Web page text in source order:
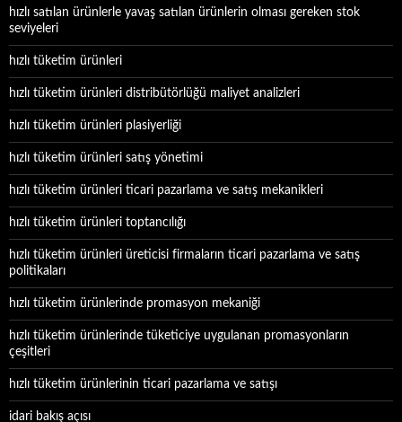
hızlı satılan ürünlerle yavaş satılan ürünlerin olması gereken stok
seviyeleri
hızlı tüketim ürünleri
hızlı tüketim ürünleri distribütörlüğü maliyet analizleri
hızlı tüketim ürünleri plasiyerliği
hızlı tüketim ürünleri satış yönetimi
hızlı tüketim ürünleri ticari pazarlama ve satış mekanikleri
hızlı tüketim ürünleri toptancılığı
hızlı tüketim ürünleri üreticisi firmaların ticari pazarlama ve satış
politikaları
hızlı tüketim ürünlerinde promasyon mekaniği
hızlı tüketim ürünlerinde tüketiciye uygulanan promasyonların
çeşitleri
hızlı tüketim ürünlerinin ticari pazarlama ve satışı
idari bakış açısı